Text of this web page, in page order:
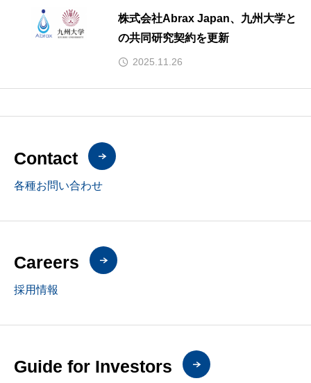
株式会社Abrax Japan、九州大学と
の共同研究契約を更新
2025.11.26
Contact
各種お問い合わせ
Careers
採用情報
Guide for Investors